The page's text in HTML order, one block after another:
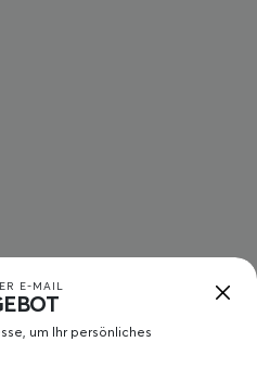
E-MAIL
um Ihr persönliches